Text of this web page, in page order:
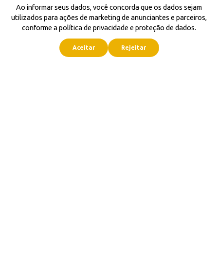
Ao informar seus dados, você concorda que os dados sejam
utilizados para ações de marketing de anunciantes e parceiros,
conforme a política de privacidade e proteção de dados.
Aceitar Rejeitar